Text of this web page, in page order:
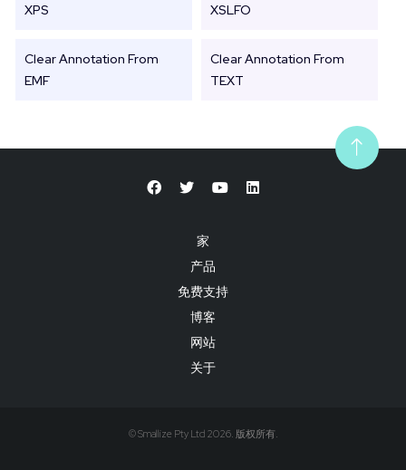
XPS
XSLFO
Clear Annotation From
EMF
Clear Annotation From
TEXT
家
产品
免费支持
博客
网站
关于
© Smallize Pty Ltd 2026. 版权所有.